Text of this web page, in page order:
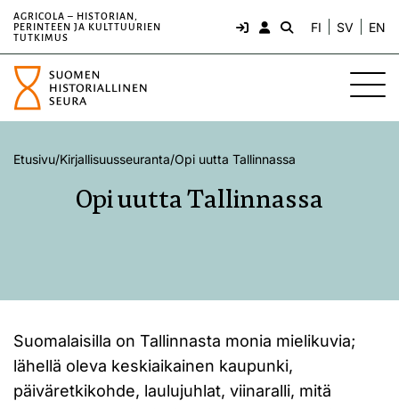
AGRICOLA – HISTORIAN,
PERINTEEN JA KULTTUURIEN
TUTKIMUS
FI SV EN
Etusivu/Kirjallisuusseuranta/Opi uutta Tallinnassa
Opi uutta Tallinnassa
Suomalaisilla on Tallinnasta monia mielikuvia;
lähellä oleva keskiaikainen kaupunki,
päiväretkikohde, laulujuhlat, viinaralli, mitä